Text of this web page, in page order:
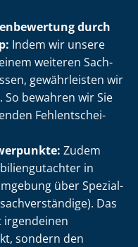
durch
Indem wir unsere
weiteren Sach­
gewährleisten wir
bewahren wir Sie
Fehl­ent­schei­
Zudem
in
über Spe­zi­al­
Das
irgendeinen
sondern den